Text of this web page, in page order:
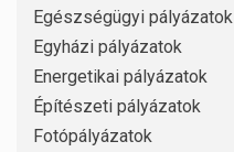
Egészségügyi pályázatok
Egyházi pályázatok
Energetikai pályázatok
Építészeti pályázatok
Fotópályázatok